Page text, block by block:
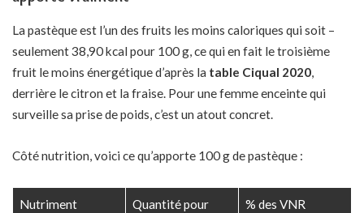
La pastèque est l’un des fruits les moins caloriques qui soit –
seulement 38,90 kcal pour 100 g, ce qui en fait le troisième
fruit le moins énergétique d’après la table Ciqual 2020,
derrière le citron et la fraise. Pour une femme enceinte qui
surveille sa prise de poids, c’est un atout concret.
Côté nutrition, voici ce qu’apporte 100 g de pastèque :
Nutriment
Quantité pour
% des VNR